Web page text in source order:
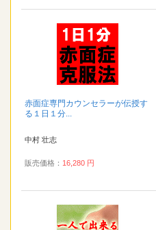
赤面症専門カウンセラーが伝授す
る１日１分...
中村 壮志
販売価格： 16,280 円